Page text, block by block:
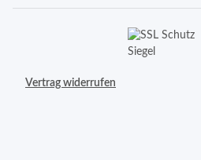
Vertrag widerrufen